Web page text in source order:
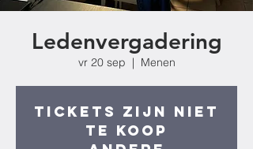
Ledenvergadering
vr 20 sep
  |
Menen
Tickets zijn niet
te koop